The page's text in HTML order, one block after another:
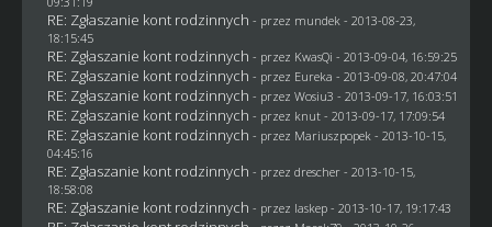
RE: Zgłaszanie kont rodzinnych - przez mundek- 2013-08-23,
18:15:45
RE: Zgłaszanie kont rodzinnych - przez KwasQi - 2013-09-04, 16:59:25
RE: Zgłaszanie kont rodzinnych - przez Eureka - 2013-09-08, 20:47:04
RE: Zgłaszanie kont rodzinnych - przez Wosiu3 - 2013-09-17, 16:03:51
RE: Zgłaszanie kont rodzinnych - przez knut- 2013-09-17, 17:09:54
RE: Zgłaszanie kont rodzinnych - przez Mariuszpopek - 2013-10-15,
04:45:16
RE: Zgłaszanie kont rodzinnych - przez drescher- 2013-10-15,
18:58:08
RE: Zgłaszanie kont rodzinnych - przez laskep- 2013-10-17, 19:17:43